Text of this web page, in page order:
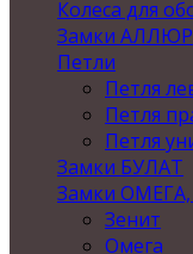
Колеса для
Замки АЛЛЮР
Петли
Петля
Петля
Петля
Замки БУЛАТ
Замки
Зенит
Омега